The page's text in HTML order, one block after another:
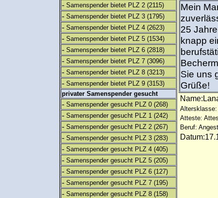
- Samenspender bietet PLZ 2 (2115)
- Samenspender bietet PLZ 3 (1795)
- Samenspender bietet PLZ 4 (2623)
- Samenspender bietet PLZ 5 (1534)
- Samenspender bietet PLZ 6 (2818)
- Samenspender bietet PLZ 7 (3096)
- Samenspender bietet PLZ 8 (3213)
- Samenspender bietet PLZ 9 (3153)
privater Samenspender gesucht
- Samenspender gesucht PLZ 0 (268)
- Samenspender gesucht PLZ 1 (242)
- Samenspender gesucht PLZ 2 (267)
- Samenspender gesucht PLZ 3 (283)
- Samenspender gesucht PLZ 4 (405)
- Samenspender gesucht PLZ 5 (205)
- Samenspender gesucht PLZ 6 (127)
- Samenspender gesucht PLZ 7 (195)
- Samenspender gesucht PLZ 8 (158)
Mein
25
knapp
Sie uns
Grüße!
Altersklasse:
Atteste:
Beruf: